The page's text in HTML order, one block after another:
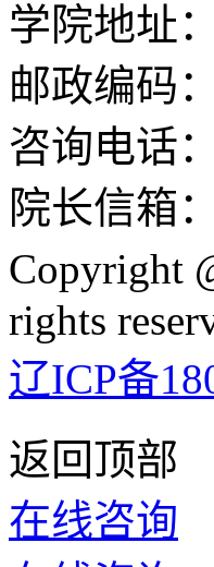
学院地址
邮政编码
咨询电话
院长信箱
Copyright
rights
辽ICP备
返回顶部
在线咨询